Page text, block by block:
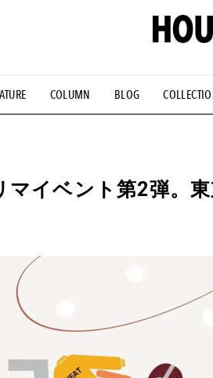
COLUMN BLOG
DESIGNS #古着サミット
H #FOCUS IT #AH.H #
マイベント第2弾。